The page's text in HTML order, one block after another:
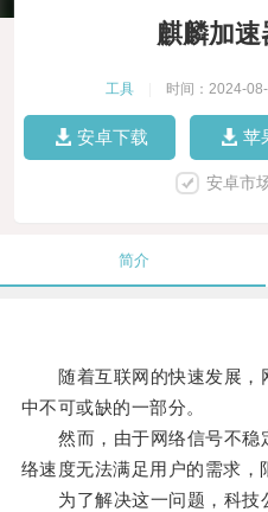
麒麟加
工具 时间：2024-
安卓下载 苹
安卓市
简介
随着互联网的快速发展，
中不可或缺的一部分。
然而，由于网络信号不稳
络速度无法满足用户的需求，
为了解决这一问题，科技